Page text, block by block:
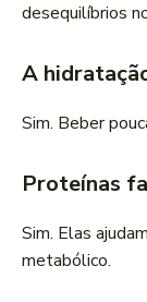
desequilíbrios
A
Sim. Beber
Proteínas
Sim. Elas
metabólico.